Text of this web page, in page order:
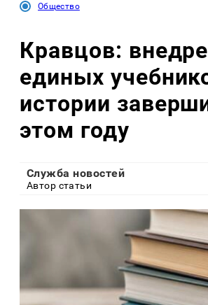
Общество
Кравцов:
единых
истории
этом году
Служба новостей
Автор статьи